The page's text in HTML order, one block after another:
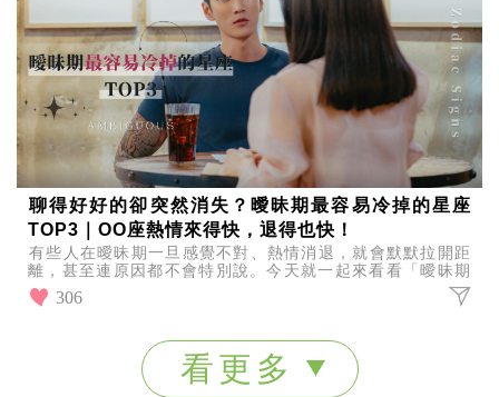
聊得好好的卻突然消失？曖昧期最容易冷掉的星座
TOP3｜OO座熱情來得快，退得也快！
有些人在曖昧期一旦感覺不對、熱情消退，就會默默拉開距
離，甚至連原因都不會特別說。今天就一起來看看「曖昧期
最容易冷掉的星座TOP3」，看看誰最容易讓人措手不及！
306
看更多